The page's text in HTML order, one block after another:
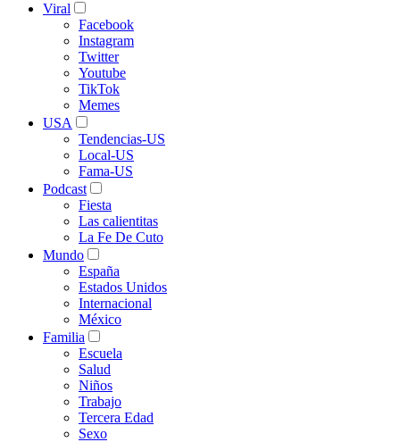
Viral
Facebook
Instagram
Twitter
Youtube
TikTok
Memes
USA
Tendencias-US
Local-US
Fama-US
Podcast
Fiesta
Las calientitas
La Fe De Cuto
Mundo
España
Estados Unidos
Internacional
México
Familia
Escuela
Salud
Niños
Trabajo
Tercera Edad
Sexo